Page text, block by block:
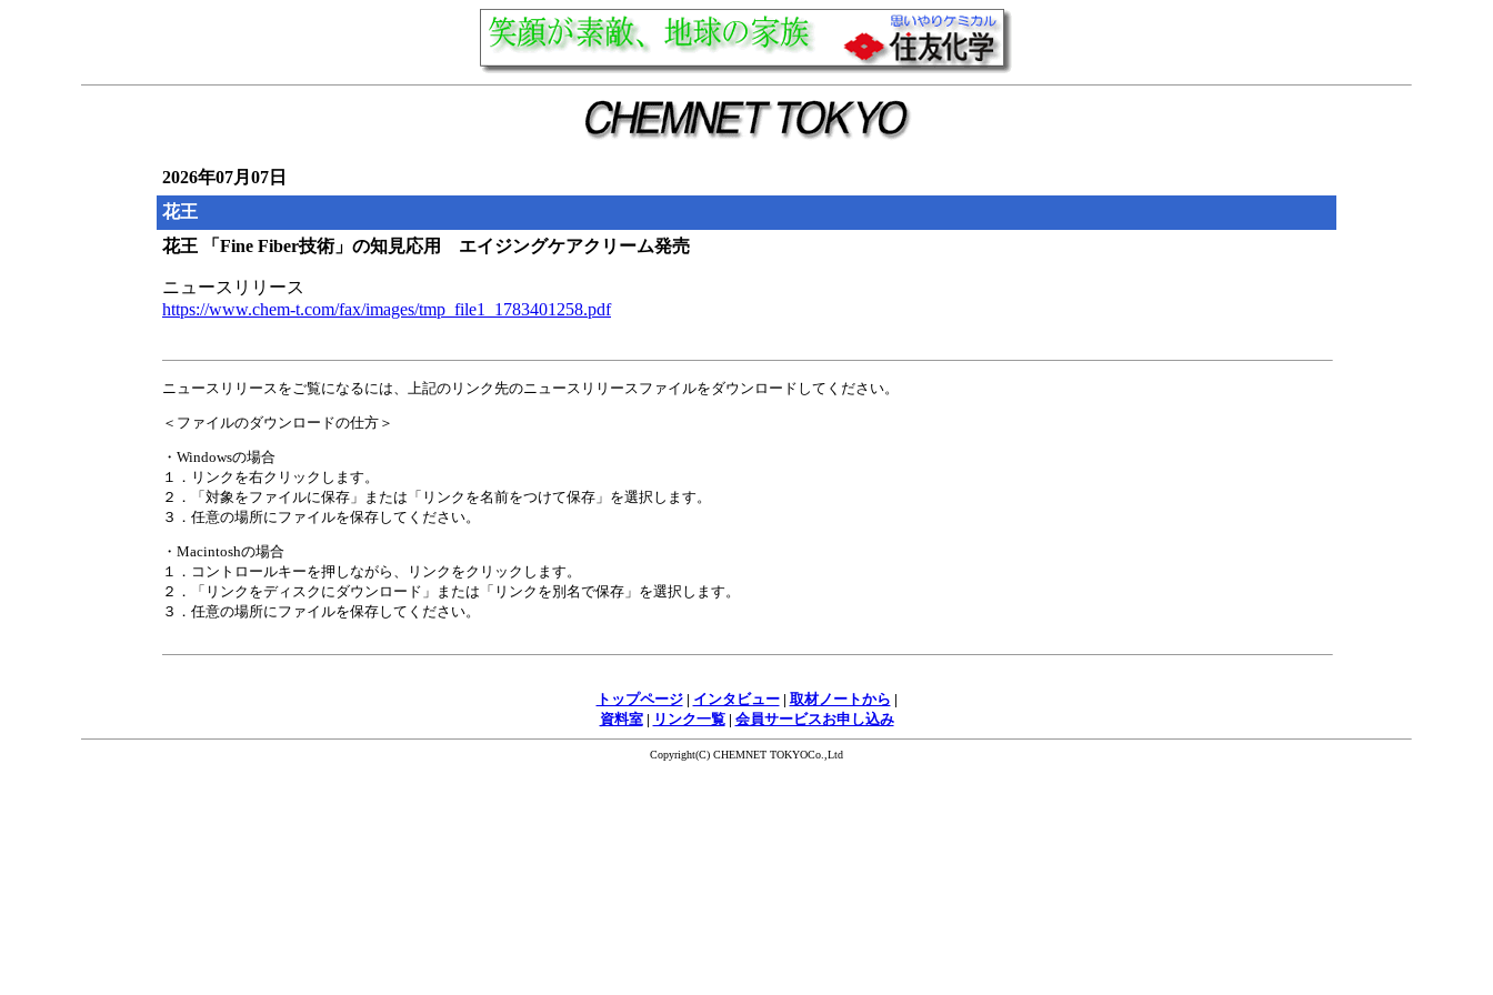
2026年07月07日
花王
花王 「Fine Fiber技術」の知見応用 エイジングケアクリーム発売
ニュースリリース
https://www.chem-t.com/fax/images/tmp_file1_1783401258.pdf
ニュースリリースをご覧になるには、上記のリンク先のニュースリリースファイルをダウンロードしてください。
＜ファイルのダウンロードの仕方＞
・Windowsの場合
１．リンクを右クリックします。
２．「対象をファイルに保存」または「リンクを名前をつけて保存」を選択します。
３．任意の場所にファイルを保存してください。
・Macintoshの場合
１．コントロールキーを押しながら、リンクをクリックします。
２．「リンクをディスクにダウンロード」または「リンクを別名で保存」を選択します。
３．任意の場所にファイルを保存してください。
トップページ| インタビュー| 取材ノートから |
資料室| リンク一覧| 会員サービスお申し込み
Copyright(C) CHEMNET TOKYOCo.,Ltd